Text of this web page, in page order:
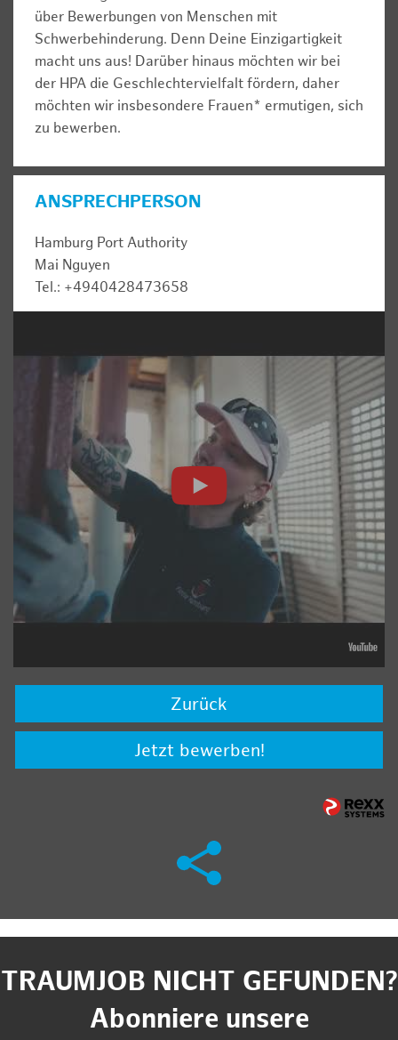
über Bewerbungen von Menschen mit
Schwerbehinderung. Denn Deine Einzigartigkeit
macht uns aus! Darüber hinaus möchten wir bei
der HPA die Geschlechtervielfalt fördern, daher
möchten wir insbesondere Frauen* ermutigen, sich
zu bewerben.
ANSPRECHPERSON
Hamburg Port Authority
Mai Nguyen
Tel.: +4940428473658
Zurück
Jetzt bewerben!
TRAUMJOB NICHT GEFUNDEN?
Abonniere unsere